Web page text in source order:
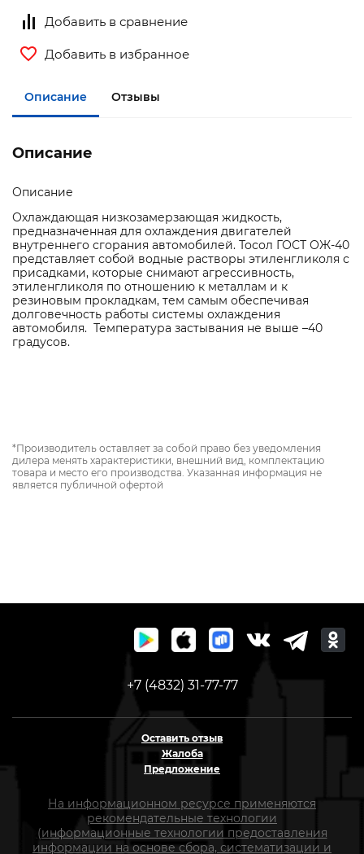
Добавить в сравнение
Добавить в избранное
Описание Отзывы
Описание
Описание
Охлаждающая низкозамерзающая жидкость,
предназначенная для охлаждения двигателей
внутреннего сгорания автомобилей. Тосол ГОСТ ОЖ-40
представляет собой водные растворы этиленгликоля с
присадками, которые снимают агрессивность,
этиленгликоля по отношению к металлам и к
резиновым прокладкам, тем самым обеспечивая
долговечность работы системы охлаждения
автомобиля. Температура застывания не выше –40
градусов.
*Производитель оставляет за собой право без уведомления
дилера менять характеристики, внешний вид, комплектацию
товара и место его производства. Указанная информация не
является публичной офертой
+7 (4832) 31-77-77
Оставить отзыв
Жалоба
Предложение
На информационном ресурсе применяются
рекомендательные технологии
(информационные технологии предоставления
информации на основе сбора, систематизации и